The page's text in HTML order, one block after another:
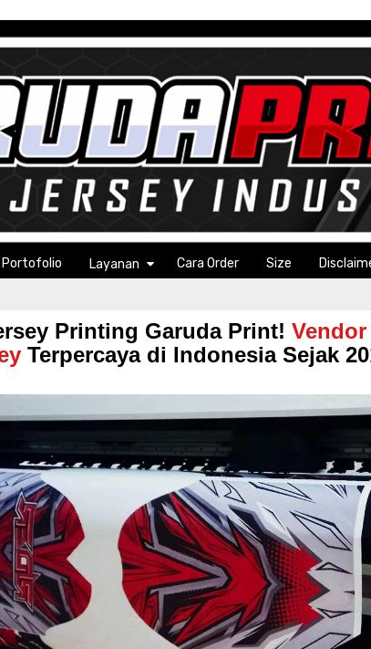
Portofolio Layanan Cara Order Size
Printing Garuda Print! Vendor
Terpercaya di Indonesia Sejak